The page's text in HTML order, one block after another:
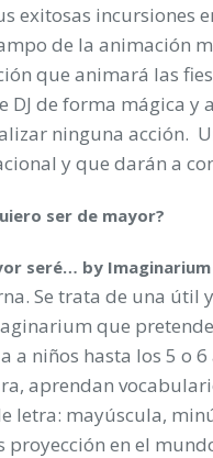
exitosas incursiones
de la animación
que animará las
DJ de forma mágica
ninguna acción.
y que darán a
ser de mayor?
seré… by Imaginarium
Se trata de una útil
que
a niños hasta los 5 o
aprendan
letra: mayúscula,
proyección en el